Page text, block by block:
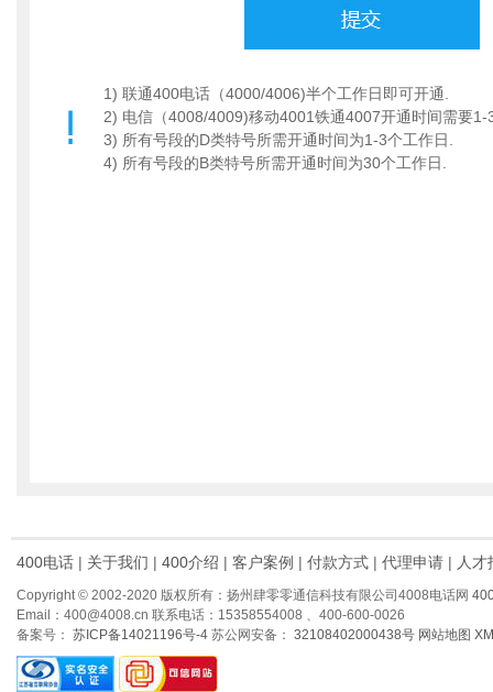
1) 联通400电话（4000/4006)半个工作日即可开通.
2) 电信（4008/4009)移动4001铁通4007开通时间需要1-
3) 所有号段的D类特号所需开通时间为1-3个工作日.
4) 所有号段的B类特号所需开通时间为30个工作日.
400电话 | 关于我们 | 400介绍 | 客户案例 | 付款方式 | 代理申请 | 人才
Copyright © 2002-2020 版权所有：扬州肆零零通信科技有限公司4008电话网
Email：400@4008.cn 联系电话：15358554008 、400-600-0026
备案号： 苏ICP备14021196号-4 苏公网安备： 32108402000438号 网站地图